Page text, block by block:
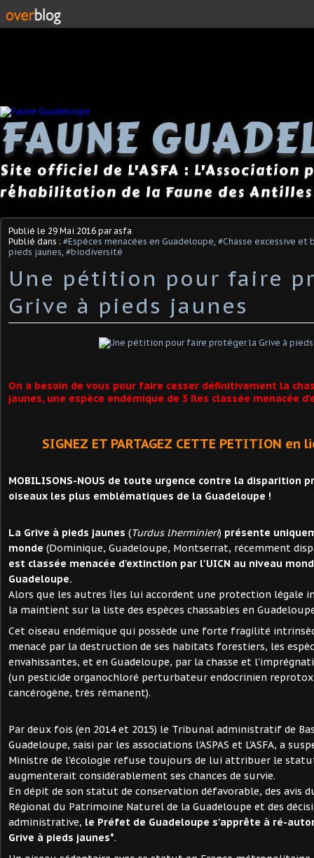
FAUNE
Site officiel de L'ASFA : L'Association
réhabilitation de la Faune des Antilles
Publié le 29 Mai 2016 par asfa
Publié dans : #Espèces menacées en Guadeloupe #Chasse excessive et
pieds jaunes #biodiversité
Une pétition pour faire
Grive à pieds jaunes
On a besoin de vous pour faire cesser définitivement la
jaunes, une espèce endémique de 3 îles classée menacée
SIGNEZ ET PARTAGEZ CETTE PETITION
MOBILISONS-NOUS de toute urgence contre la disparition
oiseaux les plus emblématiques de la Guadeloupe !
La Grive à pieds jaunes (Turdus lherminieri) présente
monde (Dominique, Guadeloupe, Montserrat, récemment
est classée menacée d'extinction par l'UICN au niveau
Guadeloupe.
Alors que les autres îles lui accordent une protection légale
la maintient sur la liste des espèces chassables en
Cet oiseau endémique qui possède une forte fragilité
menacé par la destruction de ses habitats forestiers, les
envahissantes, et en Guadeloupe, par la chasse et
(un pesticide organochloré perturbateur endocrinien
cancérogène, très rémanent).
Par deux fois (en 2014 et 2015) le Tribunal administratif de
Guadeloupe, saisi par les associations l'ASPAS et L'ASFA, a
Ministre de l'écologie refuse toujours de lui attribuer le
augmenterait considérablement ses chances de survie.
En dépit de son statut de conservation défavorable, des avis
Régional du Patrimoine Naturel de la Guadeloupe et des
administrative, le Préfet de Guadeloupe s'apprête à ré-
Grive à pieds jaunes*.